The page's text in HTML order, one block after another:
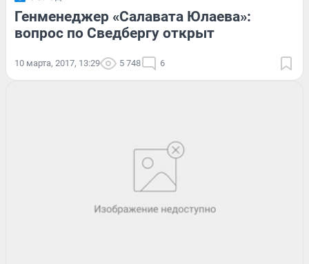
Генменеджер «Салавата Юлаева»:
вопрос по Сведбергу открыт
10 марта, 2017, 13:29 5 748 6